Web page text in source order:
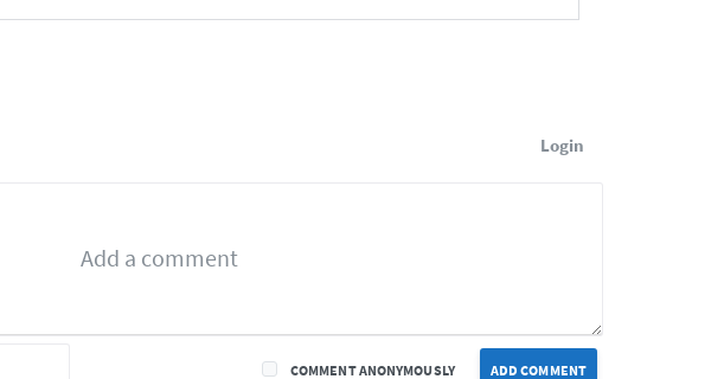
Login
ADD COMMENT
COMMENT ANONYMOUSLY